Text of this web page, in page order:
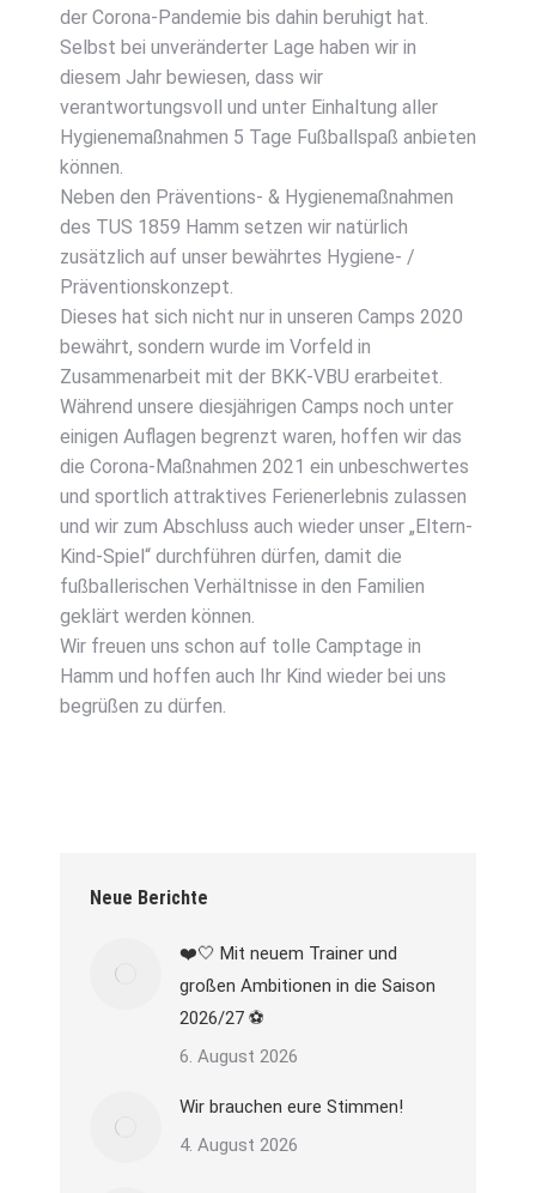
der Corona-Pandemie bis dahin beruhigt hat.
Selbst bei unveränderter Lage haben wir in
diesem Jahr bewiesen, dass wir
verantwortungsvoll und unter Einhaltung aller
Hygienemaßnahmen 5 Tage Fußballspaß anbieten
können.
Neben den Präventions- & Hygienemaßnahmen
des TUS 1859 Hamm setzen wir natürlich
zusätzlich auf unser bewährtes Hygiene- /
Präventionskonzept.
Dieses hat sich nicht nur in unseren Camps 2020
bewährt, sondern wurde im Vorfeld in
Zusammenarbeit mit der BKK-VBU erarbeitet.
Während unsere diesjährigen Camps noch unter
einigen Auflagen begrenzt waren, hoffen wir das
die Corona-Maßnahmen 2021 ein unbeschwertes
und sportlich attraktives Ferienerlebnis zulassen
und wir zum Abschluss auch wieder unser „Eltern-
Kind-Spiel“ durchführen dürfen, damit die
fußballerischen Verhältnisse in den Familien
geklärt werden können.
Wir freuen uns schon auf tolle Camptage in
Hamm und hoffen auch Ihr Kind wieder bei uns
begrüßen zu dürfen.
Neue Berichte
❤️🤍 Mit neuem Trainer und
großen Ambitionen in die Saison
2026/27 ⚽
6. August 2026
Wir brauchen eure Stimmen!
4. August 2026